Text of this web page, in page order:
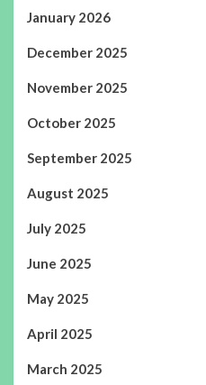
January 2026
December 2025
November 2025
October 2025
September 2025
August 2025
July 2025
June 2025
May 2025
April 2025
March 2025